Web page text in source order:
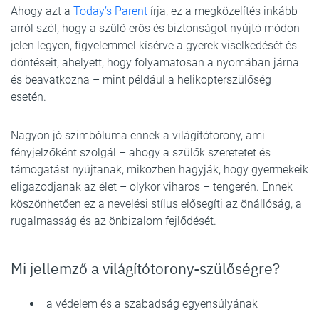
Ahogy azt a Today’s Parent írja, ez a megközelítés inkább
arról szól, hogy a szülő erős és biztonságot nyújtó módon
jelen legyen, figyelemmel kísérve a gyerek viselkedését és
döntéseit, ahelyett, hogy folyamatosan a nyomában járna
és beavatkozna – mint például a helikopterszülőség
esetén.
Nagyon jó szimbóluma ennek a világítótorony, ami
fényjelzőként szolgál – ahogy a szülők szeretetet és
támogatást nyújtanak, miközben hagyják, hogy gyermekeik
eligazodjanak az élet – olykor viharos – tengerén. Ennek
köszönhetően ez a nevelési stílus elősegíti az önállóság, a
rugalmasság és az önbizalom fejlődését.
Mi jellemző a világítótorony-szülőségre?
a védelem és a szabadság egyensúlyának